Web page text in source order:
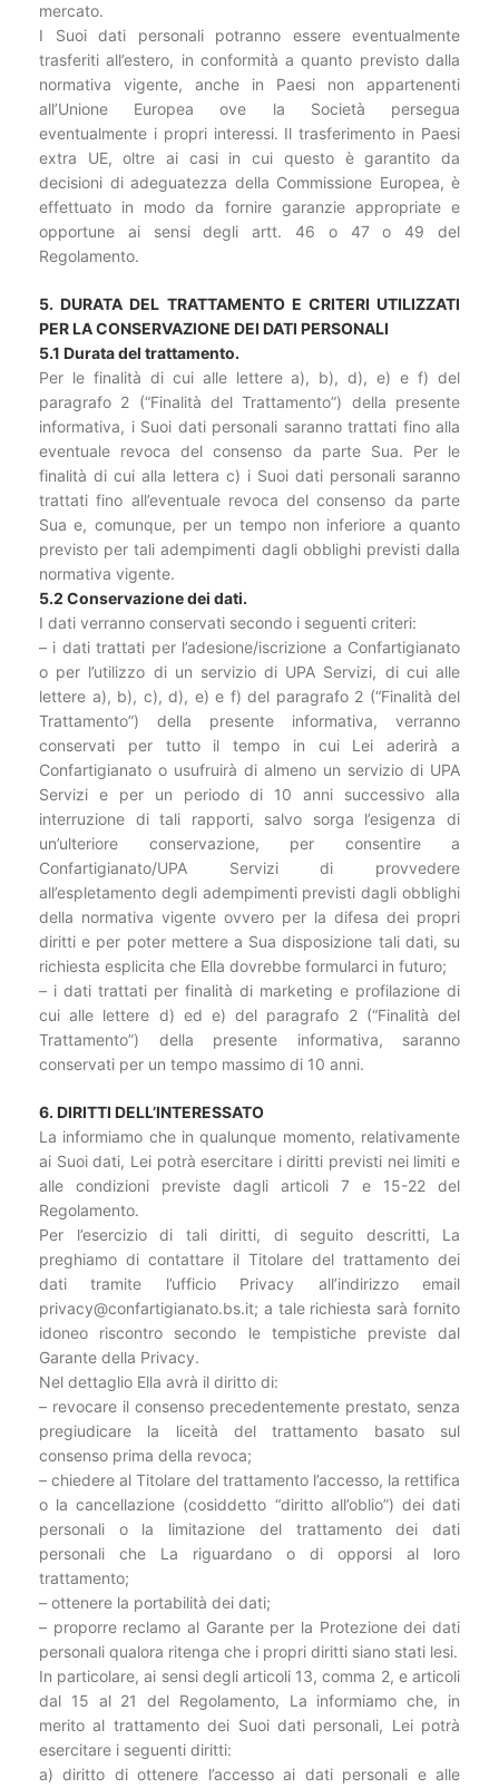
mercato.
I Suoi dati personali potranno essere eventualmente
trasferiti all’estero, in conformità a quanto previsto dalla
normativa vigente, anche in Paesi non appartenenti
all’Unione Europea ove la Società persegua
eventualmente i propri interessi. Il trasferimento in Paesi
extra UE, oltre ai casi in cui questo è garantito da
decisioni di adeguatezza della Commissione Europea, è
effettuato in modo da fornire garanzie appropriate e
opportune ai sensi degli artt. 46 o 47 o 49 del
Regolamento.
5. DURATA DEL TRATTAMENTO E CRITERI UTILIZZATI
PER LA CONSERVAZIONE DEI DATI PERSONALI
5.1 Durata del trattamento.
Per le finalità di cui alle lettere a), b), d), e) e f) del
paragrafo 2 (“Finalità del Trattamento”) della presente
informativa, i Suoi dati personali saranno trattati fino alla
eventuale revoca del consenso da parte Sua. Per le
finalità di cui alla lettera c) i Suoi dati personali saranno
trattati fino all’eventuale revoca del consenso da parte
Sua e, comunque, per un tempo non inferiore a quanto
previsto per tali adempimenti dagli obblighi previsti dalla
normativa vigente.
5.2 Conservazione dei dati.
I dati verranno conservati secondo i seguenti criteri:
– i dati trattati per l’adesione/iscrizione a Confartigianato
o per l’utilizzo di un servizio di UPA Servizi, di cui alle
lettere a), b), c), d), e) e f) del paragrafo 2 (“Finalità del
Trattamento”) della presente informativa, verranno
conservati per tutto il tempo in cui Lei aderirà a
Confartigianato o usufruirà di almeno un servizio di UPA
Servizi e per un periodo di 10 anni successivo alla
interruzione di tali rapporti, salvo sorga l’esigenza di
un’ulteriore conservazione, per consentire a
Confartigianato/UPA Servizi di provvedere
all’espletamento degli adempimenti previsti dagli obblighi
della normativa vigente ovvero per la difesa dei propri
diritti e per poter mettere a Sua disposizione tali dati, su
richiesta esplicita che Ella dovrebbe formularci in futuro;
– i dati trattati per finalità di marketing e profilazione di
cui alle lettere d) ed e) del paragrafo 2 (“Finalità del
Trattamento”) della presente informativa, saranno
conservati per un tempo massimo di 10 anni.
6. DIRITTI DELL’INTERESSATO
La informiamo che in qualunque momento, relativamente
ai Suoi dati, Lei potrà esercitare i diritti previsti nei limiti e
alle condizioni previste dagli articoli 7 e 15-22 del
Regolamento.
Per l’esercizio di tali diritti, di seguito descritti, La
preghiamo di contattare il Titolare del trattamento dei
dati tramite l’ufficio Privacy all’indirizzo email
privacy@confartigianato.bs.it; a tale richiesta sarà fornito
idoneo riscontro secondo le tempistiche previste dal
Garante della Privacy.
Nel dettaglio Ella avrà il diritto di:
– revocare il consenso precedentemente prestato, senza
pregiudicare la liceità del trattamento basato sul
consenso prima della revoca;
– chiedere al Titolare del trattamento l’accesso, la rettifica
o la cancellazione (cosiddetto “diritto all’oblio”) dei dati
personali o la limitazione del trattamento dei dati
personali che La riguardano o di opporsi al loro
trattamento;
– ottenere la portabilità dei dati;
– proporre reclamo al Garante per la Protezione dei dati
personali qualora ritenga che i propri diritti siano stati lesi.
In particolare, ai sensi degli articoli 13, comma 2, e articoli
dal 15 al 21 del Regolamento, La informiamo che, in
merito al trattamento dei Suoi dati personali, Lei potrà
esercitare i seguenti diritti:
a) diritto di ottenere l’accesso ai dati personali e alle